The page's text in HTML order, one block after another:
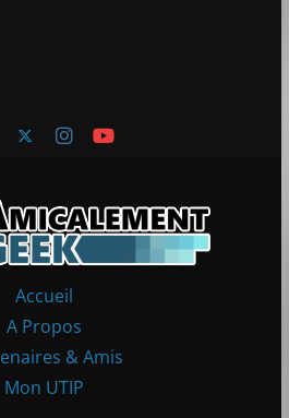
Accueil
A Propos
& Amis
Mon UTIP